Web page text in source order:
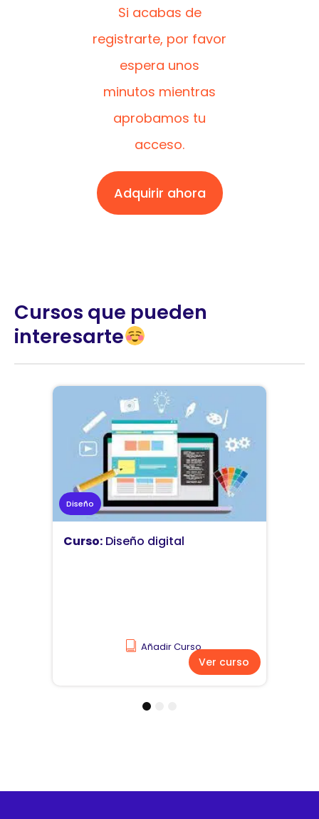
Si acabas de
registrarte, por favor
espera unos
minutos mientras
aprobamos tu
acceso.
Adquirir ahora
Cursos que pueden
interesarte
Marketing
Curso:Diseño y comunicación
Añadir Curso
Ver curso